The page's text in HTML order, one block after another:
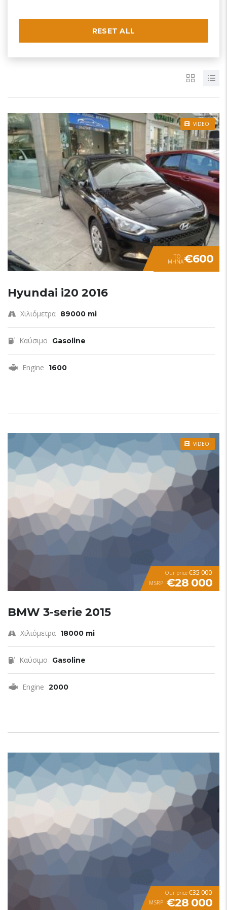
RESET ALL
VIDEO
TO
ΜΗΝΑ€600
Hyundai i20 2016
Χιλιόμετρα 89000 mi
Καύσιμο Gasoline
Engine 1600
VIDEO
Our price €35 000
MSRP €28 000
BMW 3-serie 2015
Χιλιόμετρα 18000 mi
Καύσιμο Gasoline
Engine 2000
Our price €32 000
MSRP €28 000